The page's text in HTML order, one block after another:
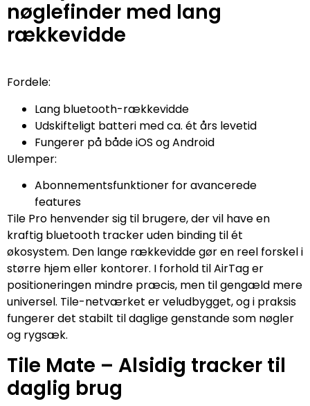
nøglefinder med lang
rækkevidde
Fordele:
Lang bluetooth-rækkevidde
Udskifteligt batteri med ca. ét års levetid
Fungerer på både iOS og Android
Ulemper:
Abonnementsfunktioner for avancerede
features
Tile Pro henvender sig til brugere, der vil have en
kraftig bluetooth tracker uden binding til ét
økosystem. Den lange rækkevidde gør en reel forskel i
større hjem eller kontorer. I forhold til AirTag er
positioneringen mindre præcis, men til gengæld mere
universel. Tile-netværket er veludbygget, og i praksis
fungerer det stabilt til daglige genstande som nøgler
og rygsæk.
Tile Mate – Alsidig tracker til
daglig brug